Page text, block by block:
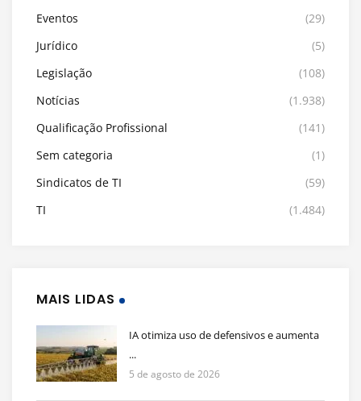
Eventos
(29)
Jurídico
(5)
Legislação
(108)
Notícias
(1.938)
Qualificação Profissional
(141)
Sem categoria
(1)
Sindicatos de TI
(59)
TI
(1.484)
MAIS LIDAS
IA otimiza uso de defensivos e aumenta
...
5 de agosto de 2026